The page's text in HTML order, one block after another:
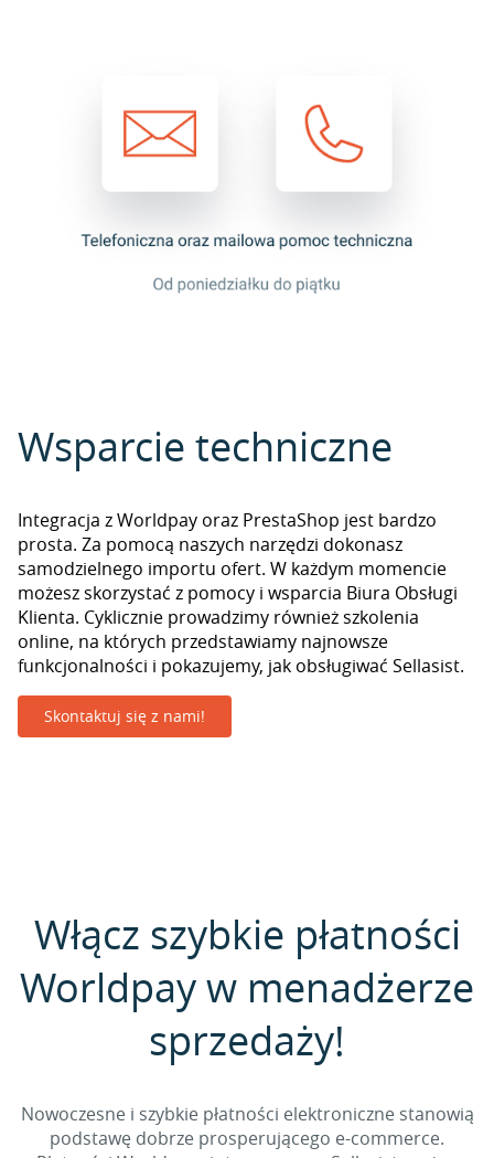
Wsparcie techniczne
Integracja z Worldpay oraz PrestaShop jest bardzo
prosta. Za pomocą naszych narzędzi dokonasz
samodzielnego importu ofert. W każdym momencie
możesz skorzystać z pomocy i wsparcia Biura Obsługi
Klienta. Cyklicznie prowadzimy również szkolenia
online, na których przedstawiamy najnowsze
funkcjonalności i pokazujemy, jak obsługiwać Sellasist.
Skontaktuj się z nami!
Włącz szybkie płatności
Worldpay w menadżerze
sprzedaży!
Nowoczesne i szybkie płatności elektroniczne stanowią
podstawę dobrze prosperującego e-commerce.